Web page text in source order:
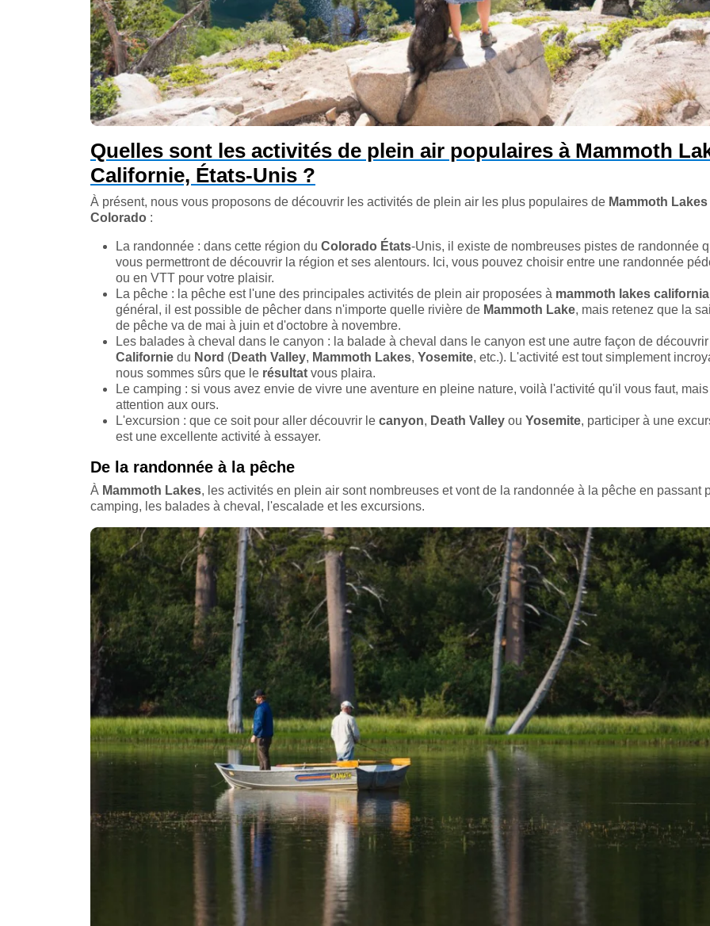
Quelles sont les activités de plein air populaires à Mammoth
Californie, États-Unis ?
À présent, nous vous proposons de découvrir les activités de plein air les plus populaires de Mammoth Lakes
Colorado :
La randonnée : dans cette région du Colorado États-Unis, il existe de nombreuses pistes de randonnée
vous permettront de découvrir la région et ses alentours. Ici, vous pouvez choisir entre une randonnée
ou en VTT pour votre plaisir.
La pêche : la pêche est l'une des principales activités de plein air proposées à mammoth lakes california
général, il est possible de pêcher dans n'importe quelle rivière de Mammoth Lake, mais retenez que la
de pêche va de mai à juin et d'octobre à novembre.
Les balades à cheval dans le canyon : la balade à cheval dans le canyon est une autre façon de
Californie du Nord (Death Valley, Mammoth Lakes, Yosemite, etc.). L'activité est tout simplement
nous sommes sûrs que le résultat vous plaira.
Le camping : si vous avez envie de vivre une aventure en pleine nature, voilà l'activité qu'il vous faut, mais
attention aux ours.
L'excursion : que ce soit pour aller découvrir le canyon, Death Valley ou Yosemite, participer à une
est une excellente activité à essayer.
De la randonnée à la pêche
À Mammoth Lakes, les activités en plein air sont nombreuses et vont de la randonnée à la pêche en passant
camping, les balades à cheval, l'escalade et les excursions.